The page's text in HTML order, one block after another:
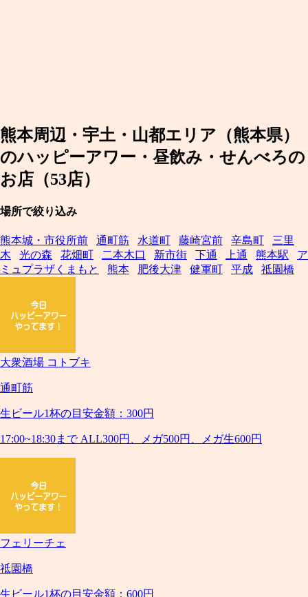
熊本周辺・宇土・山都エリア（熊本県）
のハッピーアワー・昼飲み・せんべろの
お店（53店）
場所で絞り込み
熊本城・市役所前 通町筋 水道町 藤崎宮前 辛島町
三里
木
光の森 花畑町 二本木口 新市街 下通 上通 熊本駅
ア
ミュプラザくまもと
熊本 肥後大津 健軍町 平成 祗園橋
大衆酒場 コトブキ
通町筋
生ビール1杯の目安金額：300円
17:00~18:30まで ALL300円、メガ500円、メガ生600円
フェリーチェ
祗園橋
生ビール1杯の目安金額：600円